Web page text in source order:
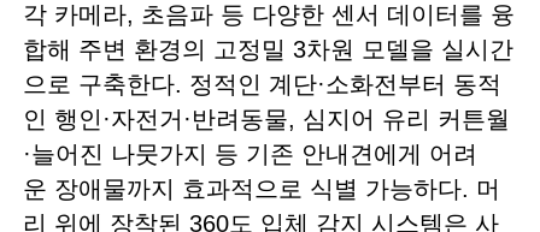
각 카메라, 초음파 등 다양한 센서 데이터를 융
합해 주변 환경의 고정밀 3차원 모델을 실시간
으로 구축한다. 정적인 계단·소화전부터 동적
인 행인·자전거·반려동물, 심지어 유리 커튼월
·늘어진 나뭇가지 등 기존 안내견에게 어려
운 장애물까지 효과적으로 식별 가능하다. 머
리 위에 장착된 360도 입체 감지 시스템은 사